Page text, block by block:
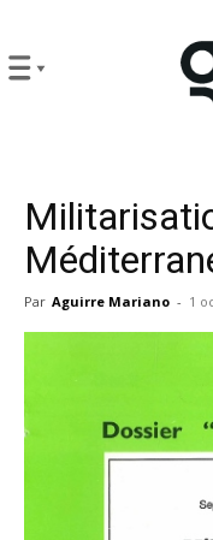
Par Aguirre Mariano - 1